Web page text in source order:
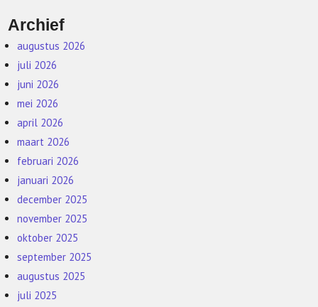
Archief
augustus 2026
juli 2026
juni 2026
mei 2026
april 2026
maart 2026
februari 2026
januari 2026
december 2025
november 2025
oktober 2025
september 2025
augustus 2025
juli 2025